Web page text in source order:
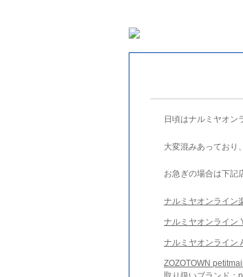
日頃はナルミヤオン
大変混みあっており
お急ぎの場合は下記
ナルミヤオンライン
ナルミヤオンライン
ナルミヤオンライン
ZOZOTOWN